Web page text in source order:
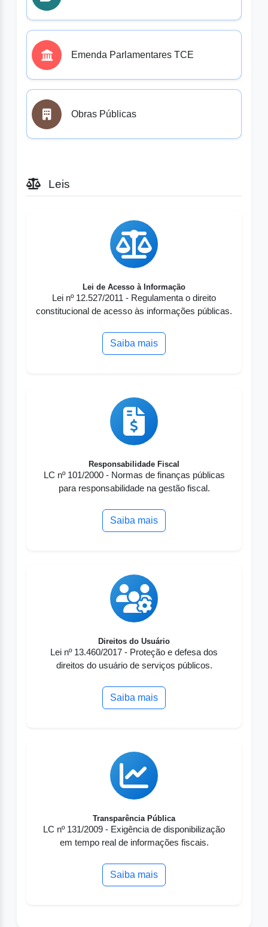
Emenda Parlamentares TCE
Obras Públicas
Leis
Lei de Acesso à Informação
Lei nº 12.527/2011 - Regulamenta o direito
constitucional de acesso às informações públicas.
Saiba mais
Responsabilidade Fiscal
LC nº 101/2000 - Normas de finanças públicas
para responsabilidade na gestão fiscal.
Saiba mais
Direitos do Usuário
Lei nº 13.460/2017 - Proteção e defesa dos
direitos do usuário de serviços públicos.
Saiba mais
Transparência Pública
LC nº 131/2009 - Exigência de disponibilização
em tempo real de informações fiscais.
Saiba mais